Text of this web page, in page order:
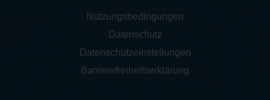
Nutzungsbedingungen
Datenschutz
Datenschutzeinstellungen
Barrierefreiheitserklärung